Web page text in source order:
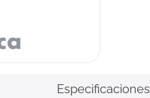
Especificaciones